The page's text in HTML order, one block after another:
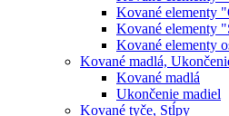
Kované elementy
Kované elementy
Kované elementy
Kované madlá,
Kované madlá
Ukončenie madiel
Kované tyče, Stĺpy